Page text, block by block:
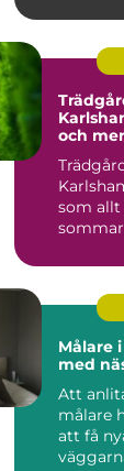
och
som allt
Målare i täby
med
Att
målare
att få